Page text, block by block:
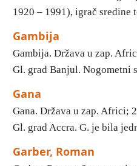
1920 – 1991), igrač sredine
Gambija
Gambija. Država u zap.
Gl. grad Banjul. Nogometni
Gana
Gana. Država u zap. Africi;
Gl. grad Accra. G. je bila
Garber, Roman